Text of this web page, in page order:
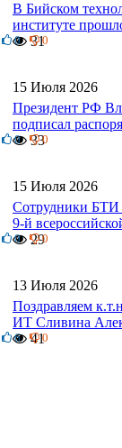
В Бийском
институте
дипломов
0 0
31
15 Июля 2026
Президент РФ
подписал
поощрении
0 0
33
15 Июля 2026
Сотрудники БТИ
9-й
задачам со
0 0
29
13 Июля 2026
Поздравляем
ИТ Сливина
юбилеем!
6 0
41